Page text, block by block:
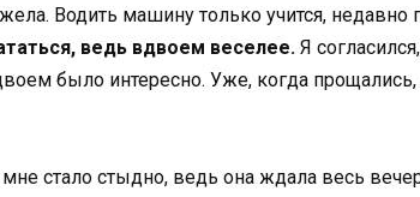
Водить машину только учится,
ведь вдвоем веселее. Я
было интересно. Уже, когда прощались,
стало стыдно, ведь она ждала весь